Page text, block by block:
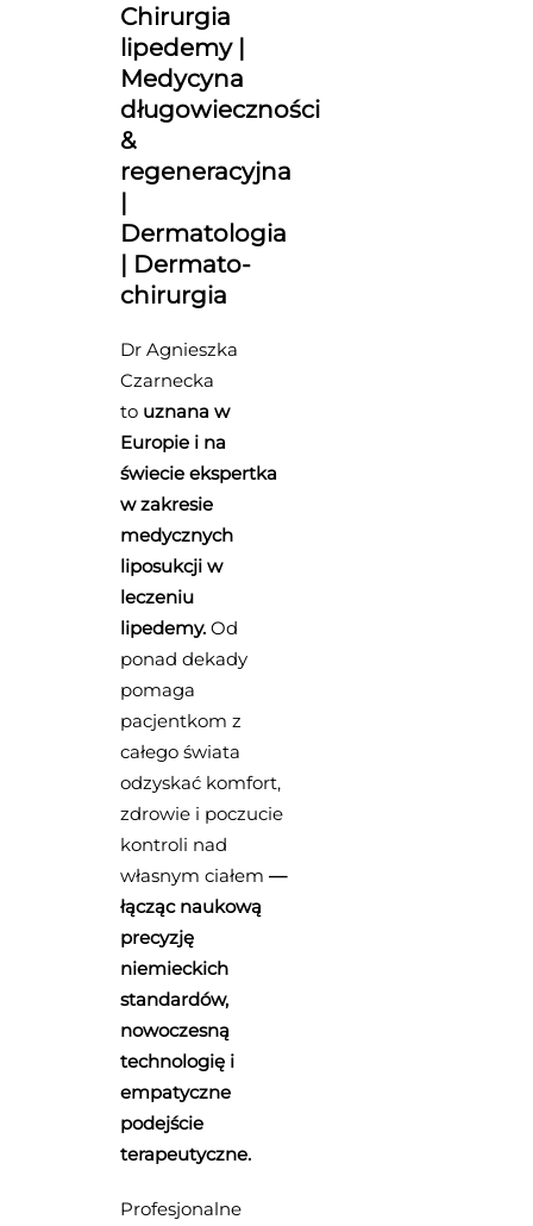
Chirurgia
lipedemy |
Medycyna
długowieczności
&
regeneracyjna
|
Dermatologia
| Dermato-
chirurgia
Dr Agnieszka
Czarnecka
to uznana w
Europie i na
świecie ekspertka
w zakresie
medycznych
liposukcji w
leczeniu
lipedemy.Od
ponad dekady
pomaga
pacjentkom z
całego świata
odzyskać komfort,
zdrowie i poczucie
kontroli nad
własnym ciałem —
łącząc naukową
precyzję
niemieckich
standardów,
nowoczesną
technologię i
empatyczne
podejście
terapeutyczne.
Profesjonalne